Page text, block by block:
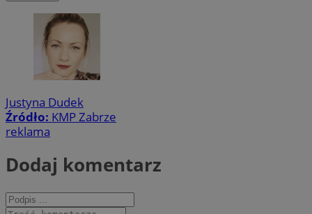
Justyna Dudek
Źródło: KMP Zabrze
reklama
Dodaj komentarz